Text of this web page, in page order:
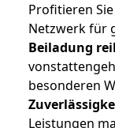
Profitieren
Netzwerk für
Beiladung
besonderen
Leistungen